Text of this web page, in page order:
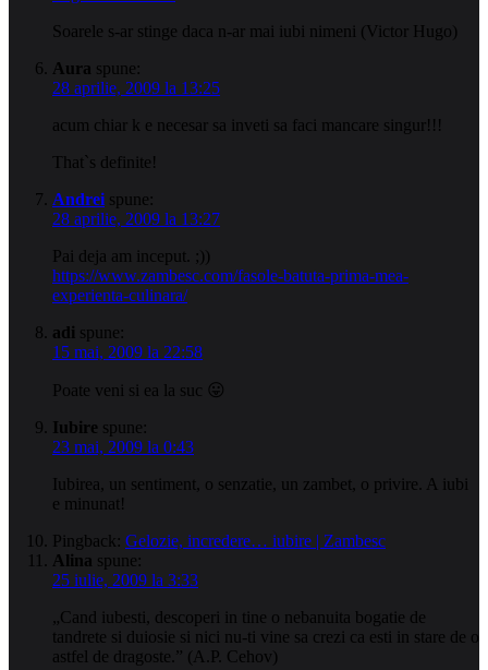
Soarele s-ar stinge daca n-ar mai iubi nimeni (Victor Hugo)
Aura spune:
28 aprilie, 2009 la 13:25
acum chiar k e necesar sa inveti sa faci mancare singur!!!
That`s definite!
Andrei spune:
28 aprilie, 2009 la 13:27
Pai deja am inceput. ;))
https://www.zambesc.com/fasole-batuta-prima-mea-
experienta-culinara/
adi spune:
15 mai, 2009 la 22:58
Poate veni si ea la suc 😛
Iubire spune:
23 mai, 2009 la 0:43
Iubirea, un sentiment, o senzatie, un zambet, o privire. A iubi
e minunat!
Pingback: Gelozie, incredere… iubire | Zambesc
Alina spune:
25 iulie, 2009 la 3:33
„Cand iubesti, descoperi in tine o nebanuita bogatie de
tandrete si duiosie si nici nu-ti vine sa crezi ca esti in stare de o
astfel de dragoste.” (A.P. Cehov)